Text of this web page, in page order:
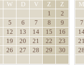
W D V Z
Z
1
2
5 6 7 8
9
12 13 14 15
16
19 20 21 22
23
26 27 28 29
30
M
7